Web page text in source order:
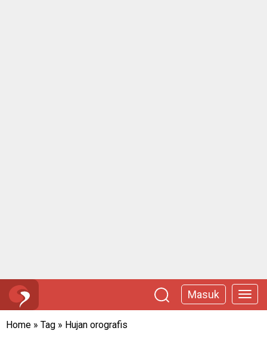
Masuk
Home » Tag » Hujan orografis